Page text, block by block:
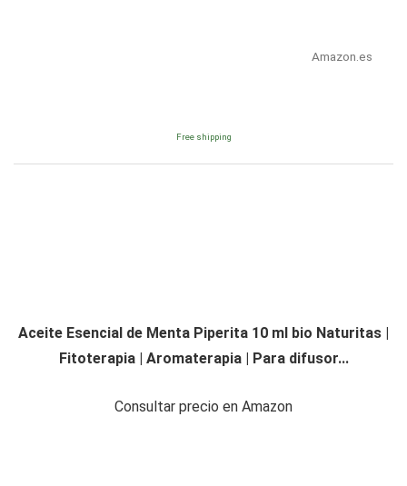
Amazon.es
Free shipping
Aceite Esencial de Menta Piperita 10 ml bio Naturitas |
Fitoterapia | Aromaterapia | Para difusor...
Consultar precio en Amazon